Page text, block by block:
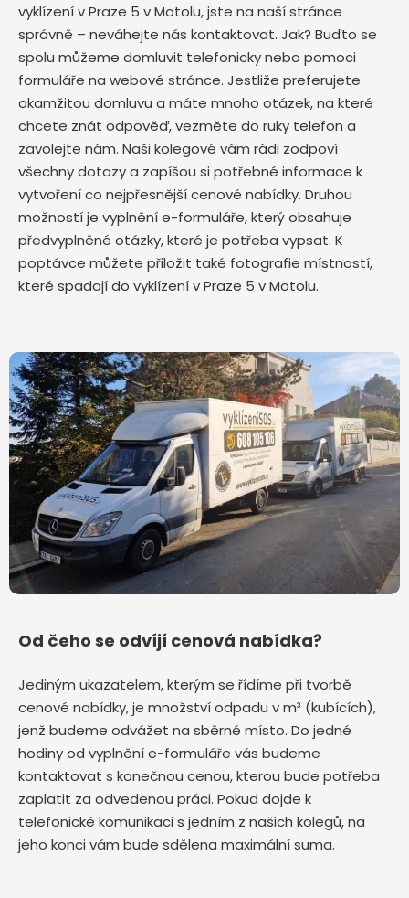
vyklízení v Praze 5 v Motolu, jste na naší stránce
správně – neváhejte nás kontaktovat. Jak? Buďto se
spolu můžeme domluvit telefonicky nebo pomoci
formuláře na webové stránce. Jestliže preferujete
okamžitou domluvu a máte mnoho otázek, na které
chcete znát odpověď, vezměte do ruky telefon a
zavolejte nám. Naši kolegové vám rádi zodpoví
všechny dotazy a zapíšou si potřebné informace k
vytvoření co nejpřesnější cenové nabídky. Druhou
možností je vyplnění e-formuláře, který obsahuje
předvyplněné otázky, které je potřeba vypsat. K
poptávce můžete přiložit také fotografie místností,
které spadají do vyklízení v Praze 5 v Motolu.
Od čeho se odvíjí cenová nabídka?
Jediným ukazatelem, kterým se řídíme při tvorbě
cenové nabídky, je množství odpadu v m³ (kubících),
jenž budeme odvážet na sběrné místo. Do jedné
hodiny od vyplnění e-formuláře vás budeme
kontaktovat s konečnou cenou, kterou bude potřeba
zaplatit za odvedenou práci. Pokud dojde k
telefonické komunikaci s jedním z našich kolegů, na
jeho konci vám bude sdělena maximální suma.